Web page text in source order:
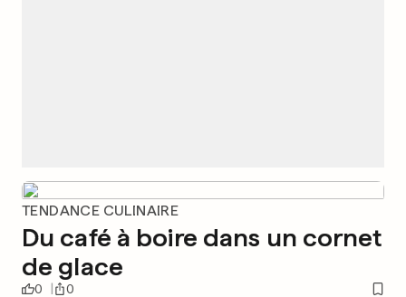
TENDANCE CULINAIRE
Du café à boire dans un cornet
de glace
0 0